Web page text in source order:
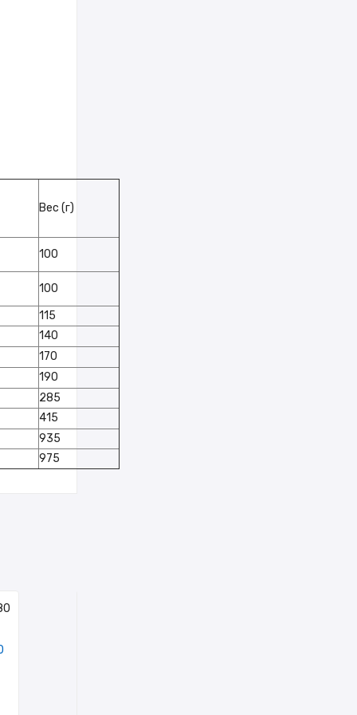
Вес (г)
100
100
115
140
170
190
285
415
935
975